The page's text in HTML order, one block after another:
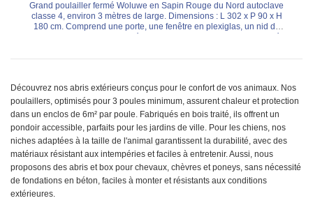
Grand poulailler fermé Woluwe en Sapin Rouge du Nord autoclave
classe 4, environ 3 mètres de large. Dimensions : L 302 x P 90 x H
180 cm. Comprend une porte, une fenêtre en plexiglas, un nid de
Découvrez nos abris extérieurs conçus pour le confort de vos animaux. Nos
poulaillers, optimisés pour 3 poules minimum, assurent chaleur et protection
dans un enclos de 6m² par poule. Fabriqués en bois traité, ils offrent un
pondoir accessible, parfaits pour les jardins de ville. Pour les chiens, nos
niches adaptées à la taille de l'animal garantissent la durabilité, avec des
matériaux résistant aux intempéries et faciles à entretenir. Aussi, nous
proposons des abris et box pour chevaux, chèvres et poneys, sans nécessité
de fondations en béton, faciles à monter et résistants aux conditions
extérieures.